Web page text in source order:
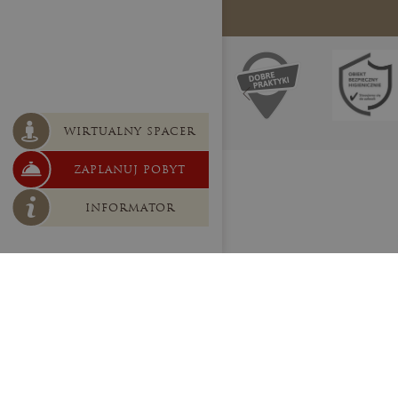
WIRTUALNY SPACER
ZAPLANUJ POBYT
INFORMATOR